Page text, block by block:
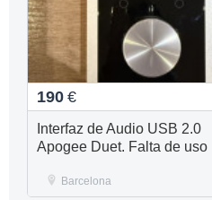
190 €
Interfaz de Audio USB 2.0
Apogee Duet. Falta de uso
Barcelona